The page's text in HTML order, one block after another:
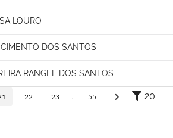
LOURO
DOS SANTOS
RANGEL DOS SANTOS
22 23 55 20